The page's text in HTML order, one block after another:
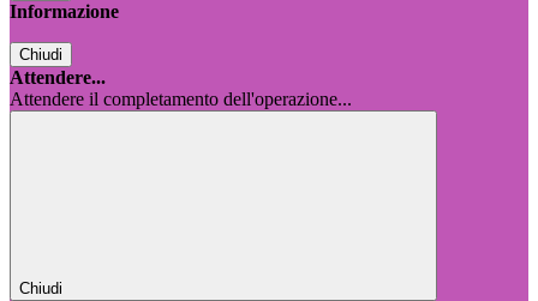
Informazione
Chiudi
Attendere...
Attendere il completamento dell'operazione...
Chiudi